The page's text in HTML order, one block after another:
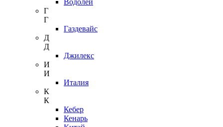
Водолей
Г
Г
Газдевайс
Д
Д
Джилекс
И
И
Италия
К
К
Кебер
Кенарь